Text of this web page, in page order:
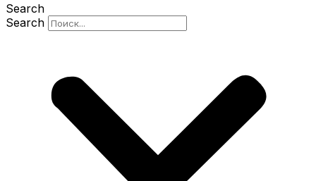
Search
Search